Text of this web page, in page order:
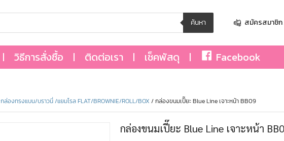
ค้นหา สมัครสมาชิก
วิธีการสั่งซื้อ ติดต่อเรา เช็คพัสดุ Facebook
กล่องทรงแบน/บราวนี่ /แยมโรล FLAT/BROWNIE/ROLL/BOX / กล่องขนมเปี๊ยะ Blue Line เจาะหน้า BB09
กล่องขนมเปี๊ยะ Blue Line เจาะหน้า